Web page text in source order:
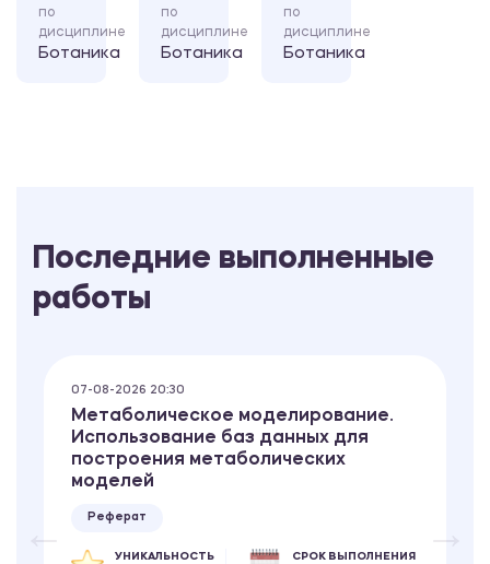
по
дисциплине
Ботаника
по
дисциплине
Ботаника
по
дисциплине
Ботаника
Последние выполненные
работы
07-08-2026 20:30
Метаболическое моделирование.
Использование баз данных для
построения метаболических
моделей
Реферат
УНИКАЛЬНОСТЬ СРОК ВЫПОЛНЕНИЯ